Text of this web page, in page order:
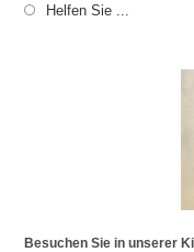
Helfen Sie ...
Besuchen Sie in unserer